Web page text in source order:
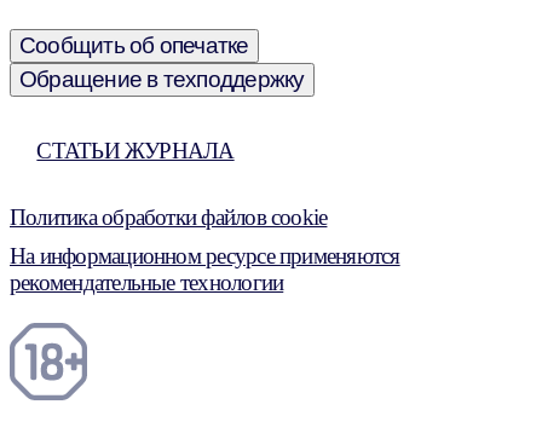
Сообщить об опечатке
Обращение в техподдержку
СТАТЬИ ЖУРНАЛА
Политика обработки файлов cookie
На информационном ресурсе применяются
рекомендательные технологии